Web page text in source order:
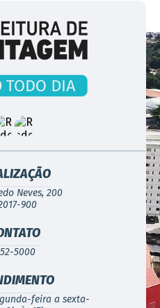
Neves, 200
900
5000
feira a sexta-